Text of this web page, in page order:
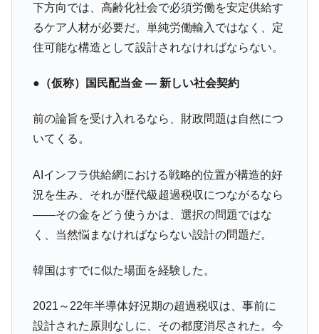
下方向では、高齢化社会で必須労働を安定供給す
るケア人材が必要だ。単純労働輸入ではなく、定
住可能な構造として設計されなければならない。
●（仮称）国民配当金 ― 新しい社会契約
前の論旨を受け入れるなら、財政問題は自然につ
いてくる。
AIインフラ供給網における戦略的位置が構造的好
況を生み、それが歴代級超過税収につながるなら
――その金をどう使うかは、選択の問題ではな
く、当然悩まなければならない設計の問題だ。
韓国はすでに似た場面を経験した。
2021～22年半導体好況期の超過税収は、事前に
設計された原則なしに、その都度消尽された。今